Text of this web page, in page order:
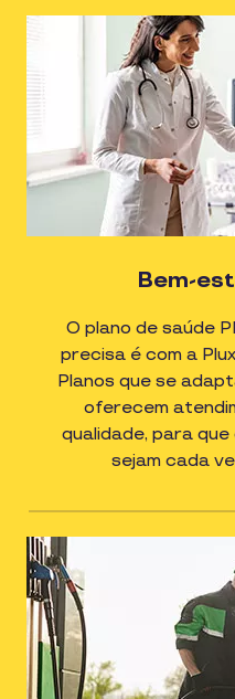
Bem-
O plano de saúde
precisa é com a
Planos que se
oferecem
qualidade, para
sejam cada